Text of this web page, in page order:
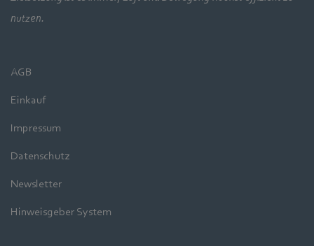
nutzen.
AGB
Einkauf
Impressum
Datenschutz
Newsletter
Hinweisgeber System